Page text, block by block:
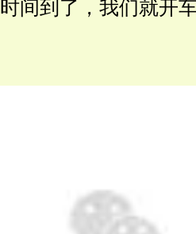
到了，我们就开车